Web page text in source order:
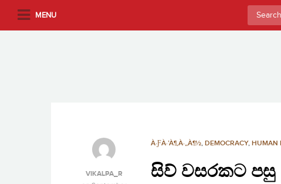
MENU
Search
for:
À·ƑÀ·’À¶‚À·„À¶½, DEMOCRACY, HUMAN
සිව් වසරකට පසු
VIKALPA_R